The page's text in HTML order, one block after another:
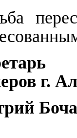
г.